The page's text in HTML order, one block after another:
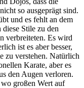
so ausgeprägt sind.
und es fehlt an dem
Stile zu den
verbreiteten. Es wird
ist es aber besser,
zu verstehen. Natürlich
Karate, aber es
den Augen verloren.
großen Wert auf